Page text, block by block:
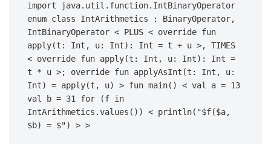
import java.util.function.IntBinaryOperator
enum class IntArithmetics : BinaryOperator,
IntBinaryOperator < PLUS < override fun
apply(t: Int, u: Int): Int = t + u >, TIMES
< override fun apply(t: Int, u: Int): Int =
t * u >; override fun applyAsInt(t: Int, u:
Int) = apply(t, u) > fun main() < val a = 13
val b = 31 for (f in
IntArithmetics.values()) < println("$f($a,
$b) = $") > >